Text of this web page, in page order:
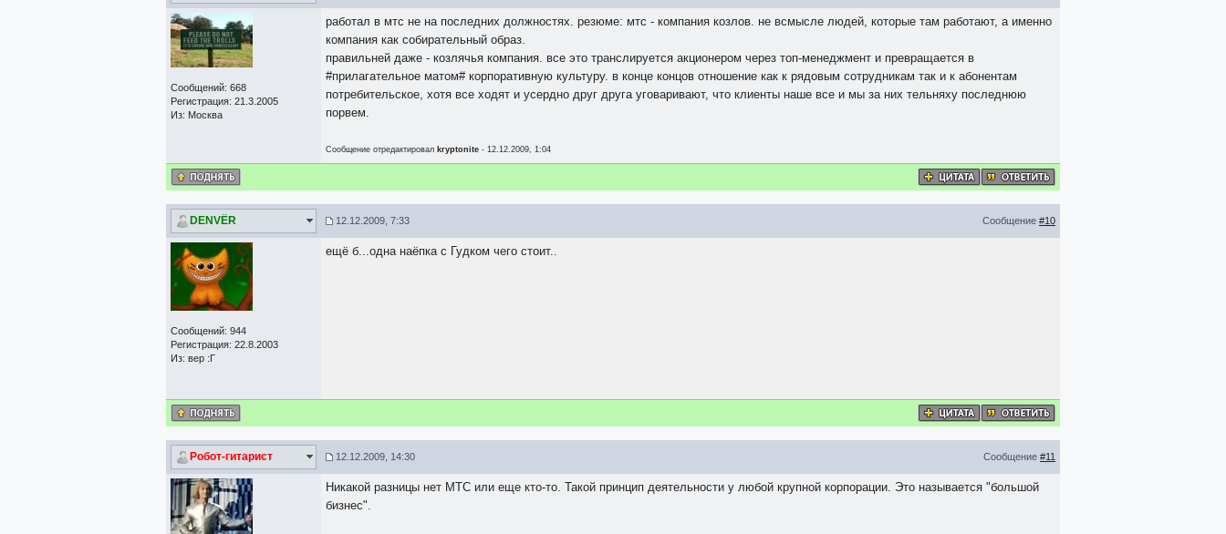
Сообщений: 668
Регистрация: 21.3.2005
Из: Москва
работал в мтс не на последних должностях. резюме: мтс - компания козлов. не всмысле людей, которые там работают, а именно
компания как собирательный образ.
правильней даже - козлячья компания. все это транслируется акционером через топ-менеджмент и превращается в
#прилагательное матом# корпоративную культуру. в конце концов отношение как к рядовым сотрудникам так и к абонентам
потребительское, хотя все ходят и усердно друг друга уговаривают, что клиенты наше все и мы за них тельняху последнюю
порвем.
Сообщение отредактировал kryptonite - 12.12.2009, 1:04
DЕNVЁR 12.12.2009, 7:33 Сообщение #10
Сообщений: 944
Регистрация: 22.8.2003
Из: вер :Г
ещё б...одна наёпка с Гудком чего стоит..
Робот-гитарист 12.12.2009, 14:30 Сообщение #11
Никакой разницы нет МТС или еще кто-то. Такой принцип деятельности у любой крупной корпорации. Это называется "большой
бизнес".